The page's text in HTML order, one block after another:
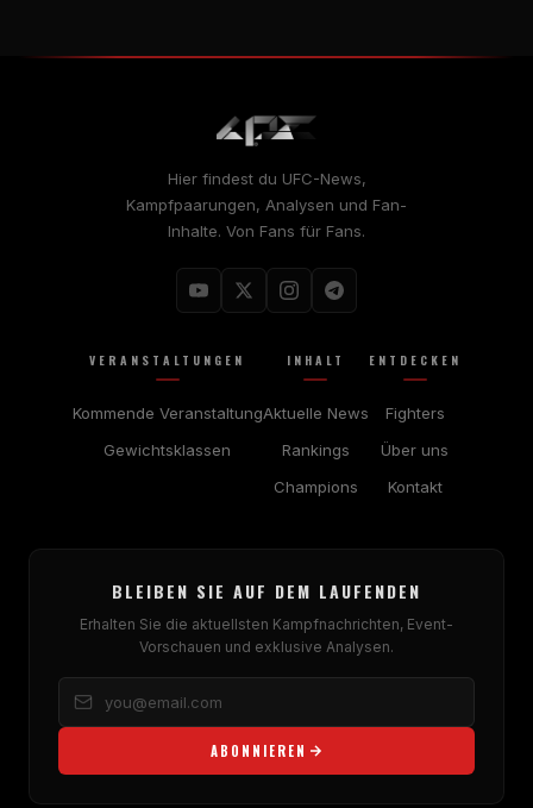
Hier findest du UFC-News,
Kampfpaarungen, Analysen und Fan-
Inhalte. Von Fans für Fans.
VERANSTALTUNGEN
Kommende Veranstaltung
Gewichtsklassen
INHALT
Aktuelle News
Rankings
Champions
ENTDECKEN
Fighters
Über uns
Kontakt
BLEIBEN SIE AUF DEM LAUFENDEN
Erhalten Sie die aktuellsten Kampfnachrichten, Event-
Vorschauen und exklusive Analysen.
ABONNIEREN